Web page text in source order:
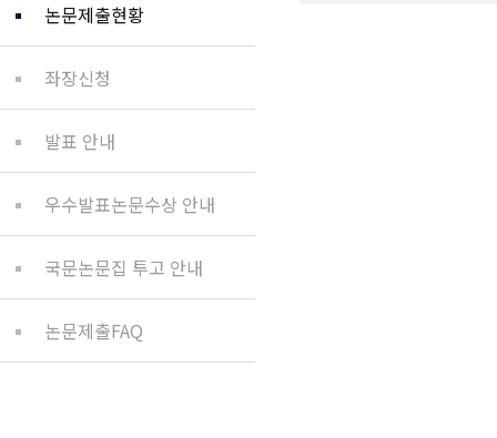
논문제출현황
좌장신청
발표 안내
우수발표논문수상 안내
국문논문집 투고 안내
논문제출FAQ